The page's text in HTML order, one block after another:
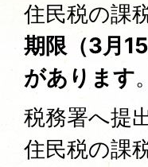
住民税の課
期限（3月
があります。
税務署へ提
住民税の課